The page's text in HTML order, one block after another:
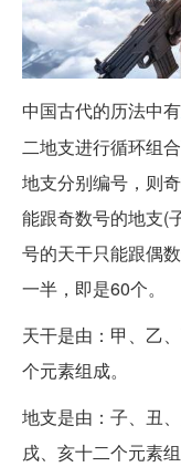
中国古代的历法中有
二地支进行循环组
地支分别编号，则
能跟奇数号的地支(
号的天干只能跟偶
一半，即是60个。
天干是由：甲、乙
个元素组成。
地支是由：子、丑
戌、亥十二个元素